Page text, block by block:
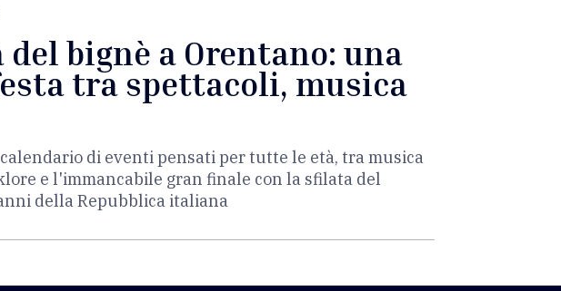
del bignè a Orentano: una
tra spettacoli, musica
di eventi pensati per tutte le età, tra musica
e l'immancabile gran finale con la sfilata del
della Repubblica italiana